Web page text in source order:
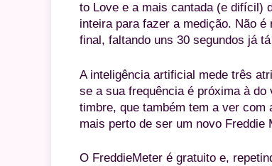
to Love e a mais cantada (e difícil)
inteira para fazer a medição. Não
final, faltando uns 30 segundos já
A inteligência artificial mede três
se a sua frequência é próxima à do
timbre, que também tem a ver com
mais perto de ser um novo Freddie
O FreddieMeter é gratuito e,